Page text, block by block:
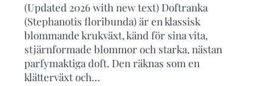
(Updated 2026 with new text) Doftranka
(Stephanotis floribunda) är en klassisk
blommande krukväxt, känd för sina vita,
stjärnformade blommor och starka, nästan
parfymaktiga doft. Den räknas som en
klätterväxt och…